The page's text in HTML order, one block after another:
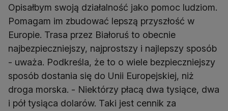
Opisałbym swoją działalność jako pomoc ludziom.
Pomagam im zbudować lepszą przyszłość w
Europie. Trasa przez Białoruś to obecnie
najbezpieczniejszy, najprostszy i najlepszy sposób
- uważa. Podkreśla, że to o wiele bezpieczniejszy
sposób dostania się do Unii Europejskiej, niż
droga morska. - Niektórzy płacą dwa tysiące, dwa
i pół tysiąca dolarów. Taki jest cennik za